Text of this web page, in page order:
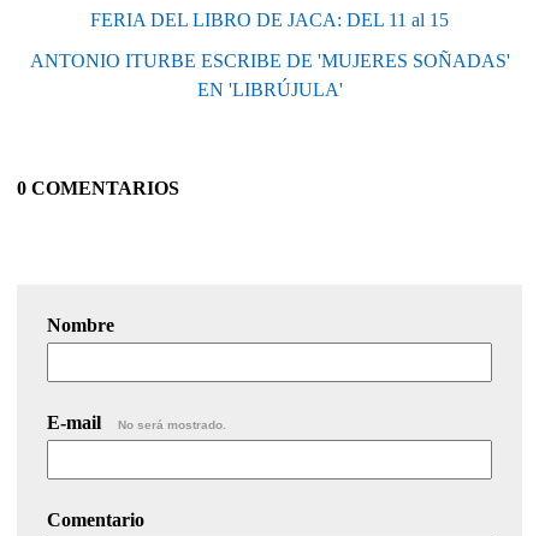
FERIA DEL LIBRO DE JACA: DEL 11 al 15
ANTONIO ITURBE ESCRIBE DE 'MUJERES SOÑADAS'
EN 'LIBRÚJULA'
0 COMENTARIOS
Nombre
E-mail No será mostrado.
Comentario